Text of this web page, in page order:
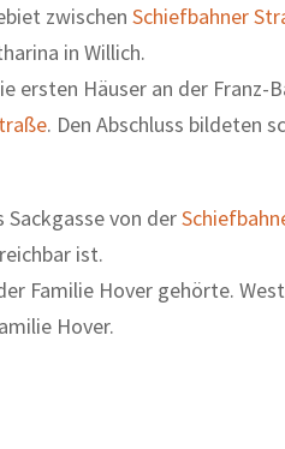
zwischen Schiefbahner
in Willich.
ersten Häuser an der Franz-
. Den Abschluss bildeten
Sackgasse von der
ist.
Familie Hover gehörte.
Hover.